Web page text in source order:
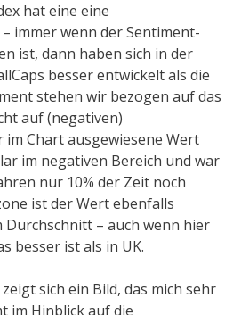
hat eine eine
immer wenn der Sentiment-
ist, dann haben sich in der
besser entwickelt als die
stehen wir bezogen auf das
auf (negativen)
im Chart ausgewiesene Wert
im negativen Bereich und war
nur 10% der Zeit noch
ist der Wert ebenfalls
– auch wenn hier
besser ist als in UK.
sich ein Bild, das mich sehr
im Hinblick auf die